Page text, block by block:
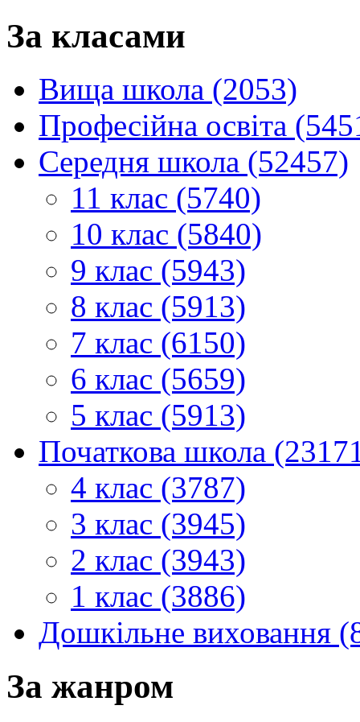
За класами
Вища школа (2053)
Професійна освіта
Середня школа (52457)
11 клас (5740)
10 клас (5840)
9 клас (5943)
8 клас (5913)
7 клас (6150)
6 клас (5659)
5 клас (5913)
Початкова школа
4 клас (3787)
3 клас (3945)
2 клас (3943)
1 клас (3886)
Дошкільне виховання
За жанром